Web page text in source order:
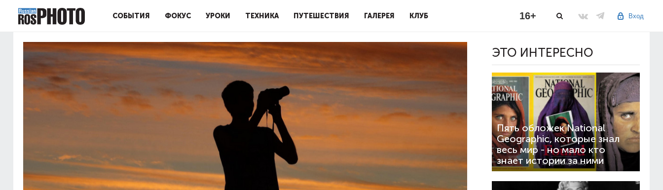
СОБЫТИЯ ФОКУС УРОКИ ТЕХНИКА ПУТЕШЕСТВИЯ ГАЛЕРЕЯ КЛУБ Вход
16+
ЭТО ИНТЕРЕСНО
Пять обложек National
Geographic, которые знал
весь мир - но мало кто
знает истории за ними